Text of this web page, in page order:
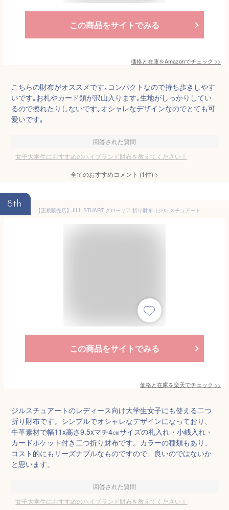
この商品をサイトでみる
価格と在庫をAmazonでチェック >>
こちらの財布がオススメです｡コンパクトなので持ち歩きしやす
いです｡お札やカード類が沢山入ります｡生地がしっかりしてい
るので擦れたりしないです｡オシャレなデザインなのでとても可
愛いです｡
回答された質問
女子大学生におすすめのハイブランド財布を教えてください！
全てのおすすめコメント (1件) >
8th
【正規販売店】JILL STUART グローリア 折り財布［ジル スチュアート］折りたたみ財布 二つ折り ブランド 本革 レザー ミニ ウォレット コンパクト 小さい ミニ かわいい おしゃれ 大人 チャーム付 上品 レディース バッグマニア
この商品をサイトでみる
価格と在庫を楽天でチェック >>
ジルスチュアートのレディース向け大学生女子にも使える二つ
折り財布です。シンプルでオシャレなデザインになっており、
牛革素材で幅11x高さ9.5xマチ4㎝サイズの札入れ・小銭入れ・
カードポケット付き二つ折り財布です。カラーの種類もあり、
コスト的にもリーズナブルなものですので、良いのではないか
と思います。
回答された質問
女子大学生におすすめのハイブランド財布を教えてください！